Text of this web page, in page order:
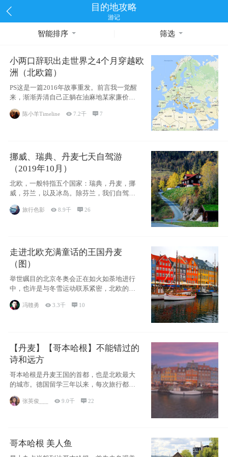
目的地攻略
游记
智能排序 筛选
小两口辞职出走世界之4个月穿越欧
洲（北欧篇）
PS这是一篇2016年故事重发。前言我一觉醒
来，渐渐弄清自己正躺在油麻地某家廉价宾
馆
陈小羊Timeline 7.2千 7
挪威、瑞典、丹麦七天自驾游
（2019年10月）
北欧，一般特指五个国家：瑞典，丹麦，挪
威，芬兰，以及冰岛。除芬兰，我们自驾游
旅行色影 8.9千 26
走进北欧充满童话的王国丹麦
（图）
举世瞩目的北京冬奥会正在如火如荼地进行
中，也许是与冬雪运动联系紧密，北欧的一
些国家因
冯赣勇 3.3千  10
【丹麦】【哥本哈根】不能错过的
诗和远方
哥本哈根是丹麦王国的首都，也是北欧最大
的城市。德国留学三年以来，每次旅行都是
张英俊___ 9.0千 22
哥本哈根 美人鱼